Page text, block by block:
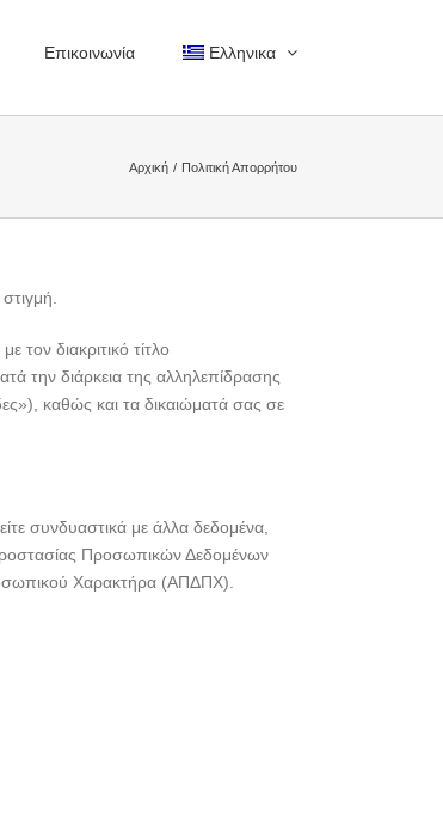
Επικοινωνία Ελληνικα
Αρχική Πολιτική Απορρήτου
διακριτικό τίτλο
την διάρκεια της αλληλεπίδρασης
καθώς και τα δικαιώματά σας σε
συνδυαστικά με άλλα δεδομένα,
Προσωπικών Δεδομένων
Χαρακτήρα (ΑΠΔΠΧ).